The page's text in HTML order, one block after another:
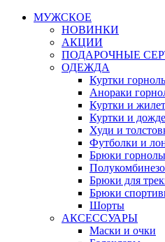
МУЖСКОЕ
НОВИНКИ
АКЦИИ
ПОДАРОЧНЫЕ
ОДЕЖДА
Куртки
Анораки
Куртки и
Куртки и
Худи и
Футболки и
Брюки
Брюки для
Брюки
Шорты
АКСЕССУАРЫ
Маски и очки